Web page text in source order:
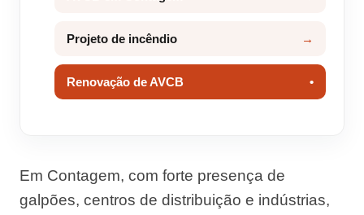
Projeto de incêndio
Renovação de AVCB
Em Contagem, com forte presença de
galpões, centros de distribuição e indústrias,